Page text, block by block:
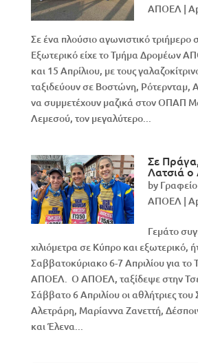
ΑΠΟΕΛ |
Σε ένα πλούσιο αγωνιστικό τριήμερο
Εξωτερικό είχε το Τμήμα Δρομέων
και 15 Απρίλιου, με τους
ταξιδεύουν σε Βοστώνη, Ρότερνταμ,
να συμμετέχουν μαζικά στον ΟΠΑΠ
Λεμεσού, τον μεγαλύτερο...
Σε
Λατσιά
by
ΑΠΟΕΛ |
Γεμάτο
χιλιόμετρα σε Κύπρο και εξωτερικό,
Σαββατοκύριακο 6-7 Απριλίου για
ΑΠΟΕΛ. Ο ΑΠΟΕΛ, ταξίδεψε στην
Σάββατο 6 Απριλίου οι αθλήτριες του
Αλετράρη, Μαρίαννα Ζανεττή,
και Έλενα...